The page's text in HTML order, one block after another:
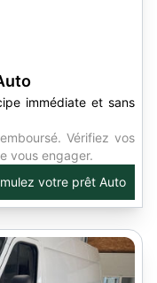
immédiate et sans
Vérifiez vos
vous engager.
votre prêt Auto